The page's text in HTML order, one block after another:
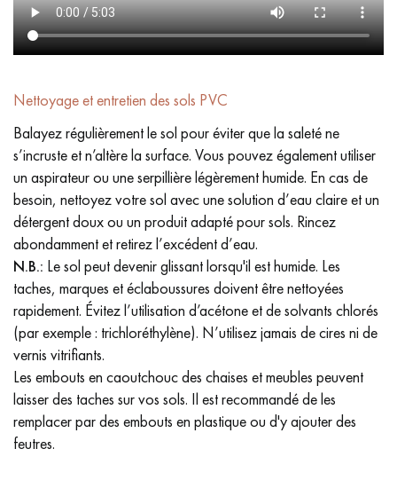
Nettoyage et entretien des sols PVC
Balayez régulièrement le sol pour éviter que la saleté ne
s’incruste et n’altère la surface. Vous pouvez également utiliser
un aspirateur ou une serpillière légèrement humide. En cas de
besoin, nettoyez votre sol avec une solution d’eau claire et un
détergent doux ou un produit adapté pour sols. Rincez
abondamment et retirez l’excédent d’eau.
N.B.: Le sol peut devenir glissant lorsqu'il est humide. Les
taches, marques et éclaboussures doivent être nettoyées
rapidement. Évitez l’utilisation d’acétone et de solvants chlorés
(par exemple : trichloréthylène). N’utilisez jamais de cires ni de
vernis vitrifiants.
Les embouts en caoutchouc des chaises et meubles peuvent
laisser des taches sur vos sols. Il est recommandé de les
remplacer par des embouts en plastique ou d'y ajouter des
feutres.